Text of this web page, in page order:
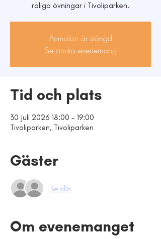
roliga övningar i Tivoliparken.
Anmälan är stängd
Se andra evenemang
Tid och plats
30 juli 2026 18:00 – 19:00
Tivoliparken, Tivoliparken
Gäster
Se alla
Om evenemanget